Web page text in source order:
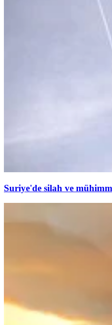
Suriye'de silah ve